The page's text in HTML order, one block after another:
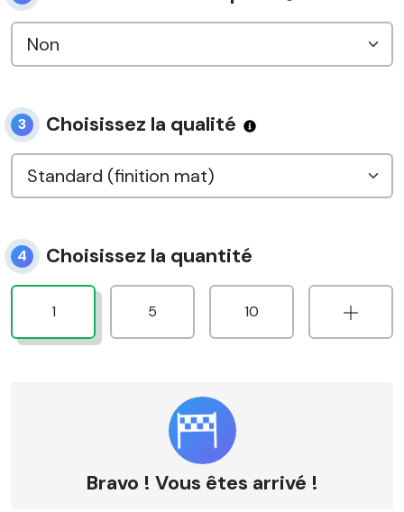
3 Choisissez la qualité
4 Choisissez la quantité
1 5 10
Bravo ! Vous êtes arrivé !